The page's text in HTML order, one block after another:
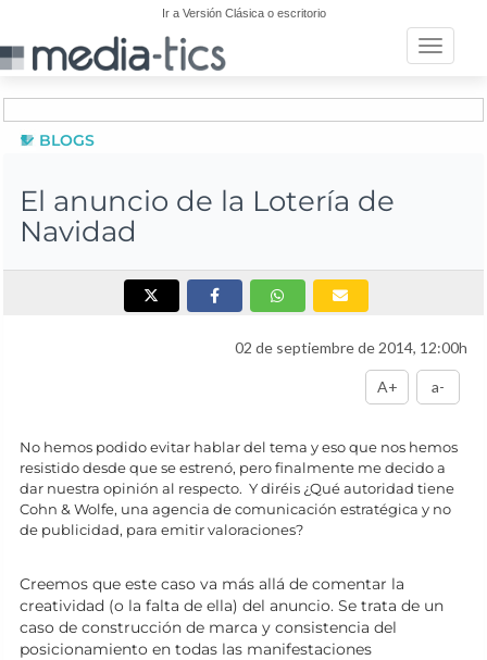
Ir a Versión Clásica o escritorio
Toggle
BLOGS
El anuncio de la Lotería de
Navidad
02 de septiembre de 2014, 12:00h
A+ a-
No hemos podido evitar hablar del tema y eso que nos hemos
resistido desde que se estrenó, pero finalmente me decido a
dar nuestra opinión al respecto. Y diréis ¿Qué autoridad tiene
Cohn & Wolfe, una agencia de comunicación estratégica y no
de publicidad, para emitir valoraciones?
Creemos que este caso va más allá de comentar la
creatividad (o la falta de ella) del anuncio. Se trata de un
caso de construcción de marca y consistencia del
posicionamiento en todas las manifestaciones